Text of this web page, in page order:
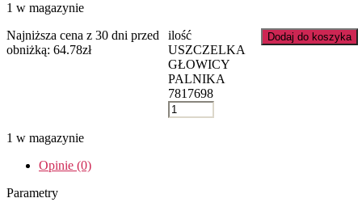
1 w magazynie
Najniższa cena z 30 dni przed
obniżką: 64.78zł
ilość
USZCZELKA
GŁOWICY
PALNIKA
7817698
Dodaj do koszyka
1 w magazynie
Opinie (0)
Parametry